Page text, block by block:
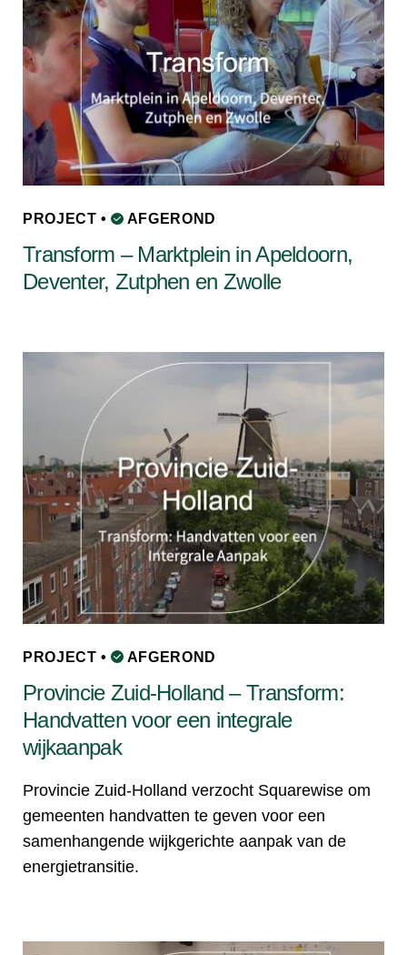
PROJECT • AFGEROND
Transform – Marktplein in Apeldoorn,
Deventer, Zutphen en Zwolle
PROJECT • AFGEROND
Provincie Zuid-Holland – Transform:
Handvatten voor een integrale
wijkaanpak
Provincie Zuid-Holland verzocht Squarewise om
gemeenten handvatten te geven voor een
samenhangende wijkgerichte aanpak van de
energietransitie.